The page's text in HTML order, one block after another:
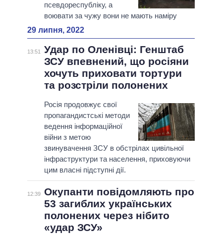
псевдореспубліку, а
воювати за чужу вони не мають наміру
29 липня, 2022
13:51
Удар по Оленівці: Генштаб
ЗСУ впевнений, що росіяни
хочуть приховати тортури
та розстріли полонених
Росія продовжує свої
пропагандистські методи
ведення інформаційної
війни з метою
звинувачення ЗСУ в обстрілах цивільної
інфраструктури та населення, приховуючи
цим власні підступні дії.
12:39 Окупанти повідомляють про
53 загиблих українських
полонених через нібито
«удар ЗСУ»